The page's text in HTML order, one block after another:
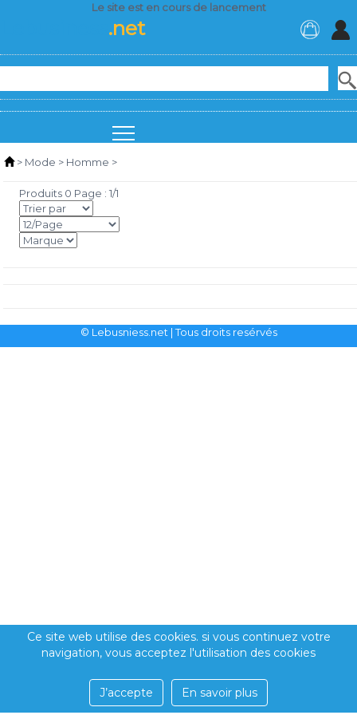
Le site est en cours de lancement
.net
> Mode > Homme >
Produits 0 Page : 1/1
Ce site web utilise des cookies. si vous continuez votre
navigation, vous acceptez l'utilisation des cookies
J’accepte En savoir plus
© Lebusniess.net | Tous droits resérvés